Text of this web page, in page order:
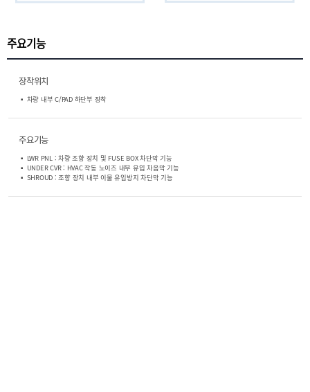
주요기능
장착위치
▪ 차량 내부 C/PAD 하단부 장착
주요기능
▪ LWR PNL : 차량 조향 장치 및 FUSE BOX 차단막 기능
▪ UNDER CVR : HVAC 작동 노이즈 내부 유입 차음막 기능
▪ SHROUD : 조향 장치 내부 이물 유입방지 차단막 기능